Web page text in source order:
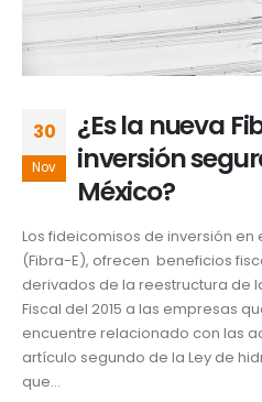
30
Nov
¿Es la nueva
inversión
México?
Los fideicomisos de inversión
(Fibra-E), ofrecen beneficios
derivados de la reestructura de
Fiscal del 2015 a las empresas
encuentre relacionado con las
artículo segundo de la Ley de
que...